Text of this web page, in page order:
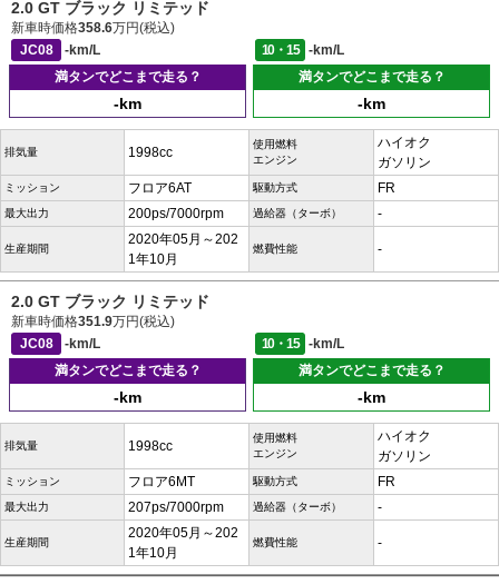
2.0 GT ブラック リミテッド
新車時価格358.6万円(税込)
JC08
-km/L 10・15
-km/L
満タンでどこまで走る？
-km
満タンでどこまで走る？
-km
排気量 1998cc
使用燃料
エンジン
ハイオク
ガソリン
ミッション フロア6AT 駆動方式 FR
最大出力 200ps/7000rpm 過給器（ターボ） -
生産期間
2020年05月～202
1年10月
燃費性能 -
2.0 GT ブラック リミテッド
新車時価格351.9万円(税込)
JC08
-km/L 10・15
-km/L
満タンでどこまで走る？
-km
満タンでどこまで走る？
-km
排気量 1998cc
使用燃料
エンジン
ハイオク
ガソリン
ミッション フロア6MT 駆動方式 FR
最大出力 207ps/7000rpm 過給器（ターボ） -
生産期間
2020年05月～202
1年10月
燃費性能 -